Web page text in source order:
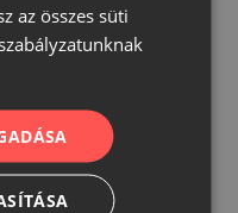
az összes süti